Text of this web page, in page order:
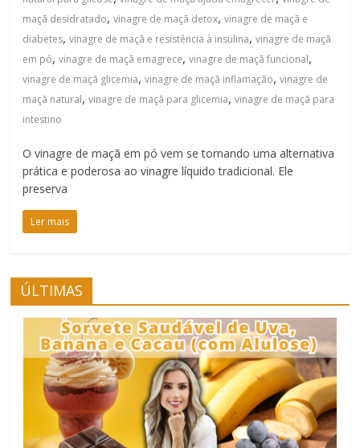
maçã desidratado,vinagre de maçã detox,vinagre de maçã e
diabetes,vinagre de maçã e resistência à insulina,vinagre de maçã
em pó,vinagre de maçã emagrece,vinagre de maçã funcional,
vinagre de maçã glicemia,vinagre de maçã inflamação,vinagre de
maçã natural,vinagre de maçã para glicemia,vinagre de maçã para
intestino
O vinagre de maçã em pó vem se tornando uma alternativa
prática e poderosa ao vinagre líquido tradicional. Ele
preserva
Ler mais
ÚLTIMAS